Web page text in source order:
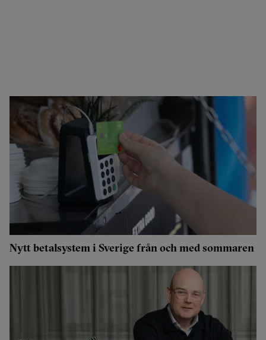
Nytt betalsystem i Sverige från och med sommaren